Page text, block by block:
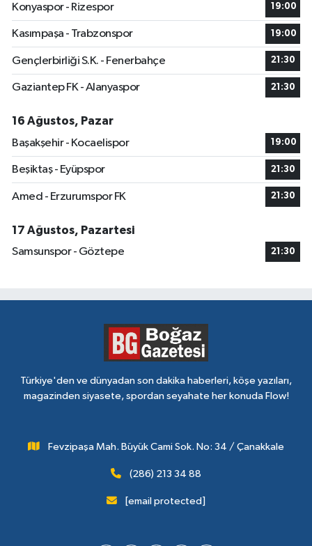
Konyaspor - Rizespor
19:00
Kasımpaşa - Trabzonspor 19:00
Gençlerbirliği S.K. - Fenerbahçe 21:30
Gaziantep FK - Alanyaspor 21:30
16 Ağustos, Pazar
Başakşehir - Kocaelispor
19:00
Beşiktaş - Eyüpspor 21:30
Amed - Erzurumspor FK 21:30
17 Ağustos, Pazartesi
Samsunspor - Göztepe
21:30
Türkiye'den ve dünyadan son dakika haberleri, köşe yazıları,
magazinden siyasete, spordan seyahate her konuda Flow!
Fevzipaşa Mah. Büyük Cami Sok. No: 34 / Çanakkale
(286) 213 34 88
[email protected]